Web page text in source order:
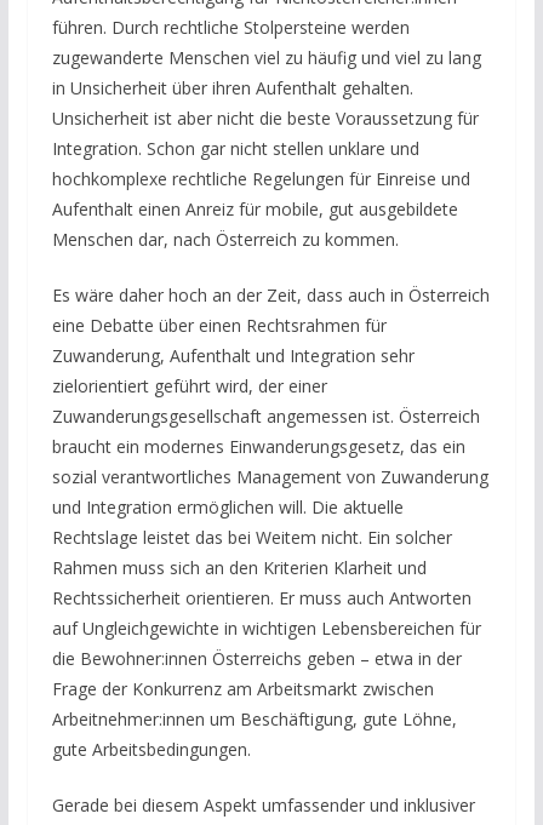
führen. Durch rechtliche Stolpersteine werden
zugewanderte Menschen viel zu häufig und viel zu lang
in Unsicherheit über ihren Aufenthalt gehalten.
Unsicherheit ist aber nicht die beste Voraussetzung für
Integration. Schon gar nicht stellen unklare und
hochkomplexe rechtliche Regelungen für Einreise und
Aufenthalt einen Anreiz für mobile, gut ausgebildete
Menschen dar, nach Österreich zu kommen.
Es wäre daher hoch an der Zeit, dass auch in Österreich
eine Debatte über einen Rechtsrahmen für
Zuwanderung, Aufenthalt und Integration sehr
zielorientiert geführt wird, der einer
Zuwanderungsgesellschaft angemessen ist. Österreich
braucht ein modernes Einwanderungsgesetz, das ein
sozial verantwortliches Management von Zuwanderung
und Integration ermöglichen will. Die aktuelle
Rechtslage leistet das bei Weitem nicht. Ein solcher
Rahmen muss sich an den Kriterien Klarheit und
Rechtssicherheit orientieren. Er muss auch Antworten
auf Ungleichgewichte in wichtigen Lebensbereichen für
die Bewohner:innen Österreichs geben – etwa in der
Frage der Konkurrenz am Arbeitsmarkt zwischen
Arbeitnehmer:innen um Beschäftigung, gute Löhne,
gute Arbeitsbedingungen.
Gerade bei diesem Aspekt umfassender und inklusiver